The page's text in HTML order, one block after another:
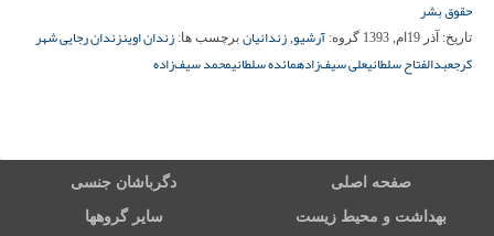
حقوق بشر
تاریخ: آذر 19ام, 1393 گروه: آرشیو, زندانیان برچسب ها: زندان اوینزندان رجایی شهر
کرجعبدالفتاح سلطانیعلی سیف‌زادهمائده سلطانیمحمد سیف‌زاده
صفحه اصلی دگرباشان جنسی
بهداشت و محیط زیست سایر گروهها